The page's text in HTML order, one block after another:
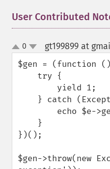
User Contributed
up
down
0 gt199899 at
$gen = (function
})();
$gen->throw(new